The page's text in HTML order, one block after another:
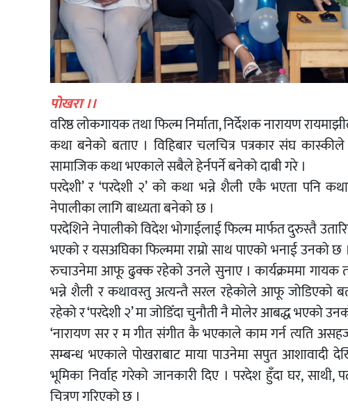
पोखरा ।।
वरिष्ठ लोकगायक तथा फिल्म निर्माता, निर्देशक नारायण
कथा बनेको बताए । विहिबार चलचित्र पत्रकार संघ
सामाजिक कथा भएकाले सबैले हेर्नपर्ने बनेको दाबी गरे ।
परदेशी’ र ‘परदेशी २’ को कथा भन्ने शैली एकै भएता पनि
नेपालीका लागि बाध्यता बनेको छ ।
परदेशिने नेपालीको विदेश भोगाईलाई फिल्म मार्फत दुरुस्तै
भएको र यसअघिका फिल्ममा राम्रो साथ पाएको भनाई उनको छ
रुचाउनेमा आफू ढुक्क रहेको उनले सुनाए । कार्यक्रममा गायक
भन्ने शैली र कथावस्तु अत्यन्तै सरल रहेकोले आफू जोडिएको
रहेको र ‘परदेशी २’ मा जोडिँदा चुनौती नै मोलेर आबद्ध भएको
‘नारायण सर र म गीत संगीत कै भएकाले काम गर्न त्यति
सम्बन्ध भएकाले पोखराबाट माया पाउनेमा सपुत आशावादी
भूमिका निर्वाह गरेको जानकारी दिए । परदेश हुँदा घर,
चित्रण गरिएको छ ।